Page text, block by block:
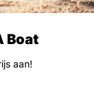
Boat
aan!